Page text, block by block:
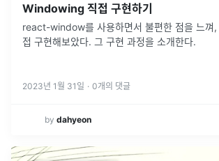
Windowing 직접 구현하기
react-window를 사용하면서 불편한 점을 느
접 구현해보았다. 그 구현 과정을 소개한다.
2023년 1월 31일 · 0개의 댓글
by dahyeon